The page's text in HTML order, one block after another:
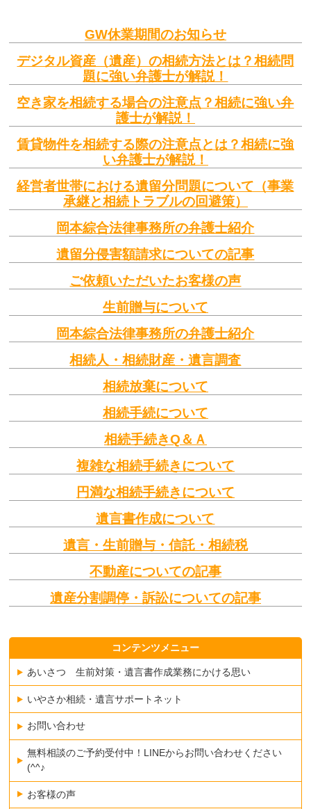
GW休業期間のお知らせ
デジタル資産（遺産）の相続方法とは？相続問
題に強い弁護士が解説！
空き家を相続する場合の注意点？相続に強い弁
護士が解説！
賃貸物件を相続する際の注意点とは？相続に強
い弁護士が解説！
経営者世帯における遺留分問題について（事業
承継と相続トラブルの回避策）
岡本綜合法律事務所の弁護士紹介
遺留分侵害額請求についての記事
ご依頼いただいたお客様の声
生前贈与について
岡本綜合法律事務所の弁護士紹介
相続人・相続財産・遺言調査
相続放棄について
相続手続について
相続手続きQ＆Ａ
複雑な相続手続きについて
円満な相続手続きについて
遺言書作成について
遺言・生前贈与・信託・相続税
不動産についての記事
遺産分割調停・訴訟についての記事
コンテンツメニュー
あいさつ 生前対策・遺言書作成業務にかける思い
いやさか相続・遺言サポートネット
お問い合わせ
無料相談のご予約受付中！LINEからお問い合わせください
(^^♪
お客様の声